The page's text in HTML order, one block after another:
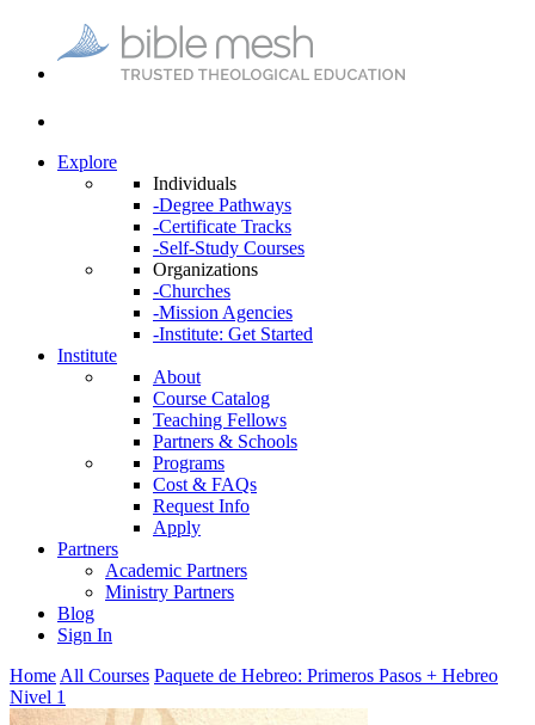
Explore
Individuals
-Degree Pathways
-Certificate Tracks
-Self-Study Courses
Organizations
-Churches
-Mission Agencies
-Institute: Get Started
Institute
About
Course Catalog
Teaching Fellows
Partners & Schools
Programs
Cost & FAQs
Request Info
Apply
Partners
Academic Partners
Ministry Partners
Blog
Sign In
Home All Courses Paquete de Hebreo: Primeros Pasos + Hebreo
Nivel 1